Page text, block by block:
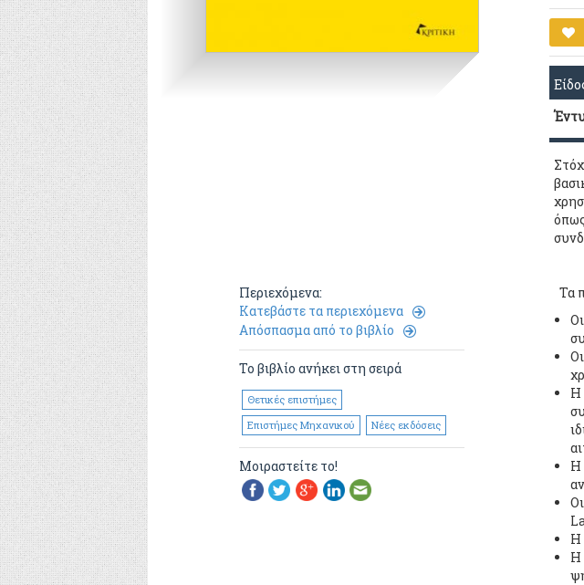
Περιεχόμενα:
Κατεβάστε τα περιεχόμενα
Απόσπασμα από το βιβλίο
Το βιβλίο ανήκει στη σειρά
Θετικές επιστήμες
Επιστήμες Μηχανικού
Νέες εκδόσεις
Μοιραστείτε το!
Τα
Η
Η
Η
Η